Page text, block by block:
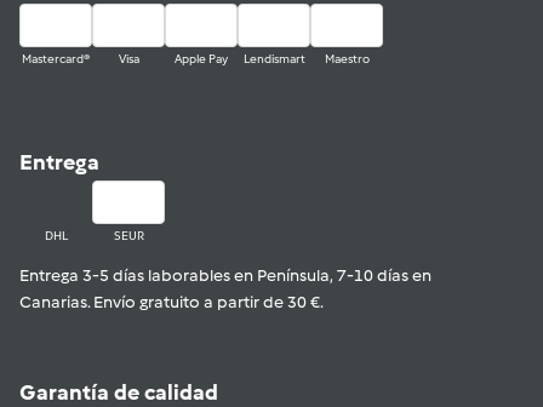
Mastercard® Visa Apple Pay Lendismart Maestro
Entrega
DHL SEUR
Entrega 3-5 días laborables en Península, 7-10 días en
Canarias. Envío gratuito a partir de 30 €.
Garantía de calidad